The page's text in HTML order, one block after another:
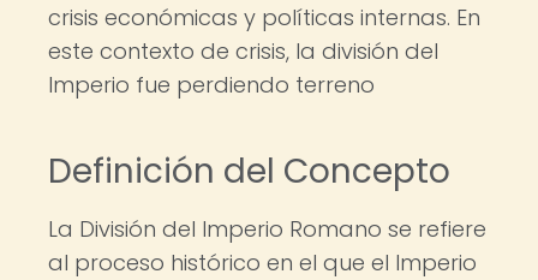
crisis económicas y políticas internas. En
este contexto de crisis, la división del
Imperio fue perdiendo terreno
Definición del Concepto
La División del Imperio Romano se refiere
al proceso histórico en el que el Imperio